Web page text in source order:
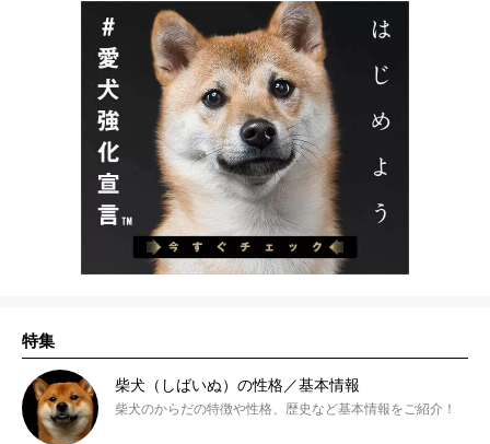
特集
柴犬（しばいぬ）の性格／基本情報
柴犬のからだの特徴や性格、歴史など基本情報をご紹介！